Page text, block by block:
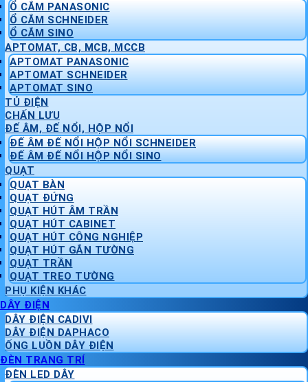
Ổ CẮM PANASONIC
Ổ CẮM SCHNEIDER
Ổ CẮM SINO
APTOMAT, CB, MCB, MCCB
APTOMAT PANASONIC
APTOMAT SCHNEIDER
APTOMAT SINO
TỦ ĐIỆN
CHẤN LƯU
ĐẾ ÂM, ĐẾ NỔI, HỘP NỔI
ĐẾ ÂM ĐẾ NỔI HỘP NỔI SCHNEIDER
ĐẾ ÂM ĐẾ NỔI HỘP NỔI SINO
QUẠT
QUẠT BÀN
QUẠT ĐỨNG
QUẠT HÚT ÂM TRẦN
QUẠT HÚT CABINET
QUẠT HÚT CÔNG NGHIỆP
QUẠT HÚT GẮN TƯỜNG
QUẠT TRẦN
QUẠT TREO TƯỜNG
PHỤ KIỆN KHÁC
DÂY ĐIỆN
DÂY ĐIỆN CADIVI
DÂY ĐIỆN DAPHACO
ỐNG LUỒN DÂY ĐIỆN
ĐÈN TRANG TRÍ
ĐÈN LED DÂY